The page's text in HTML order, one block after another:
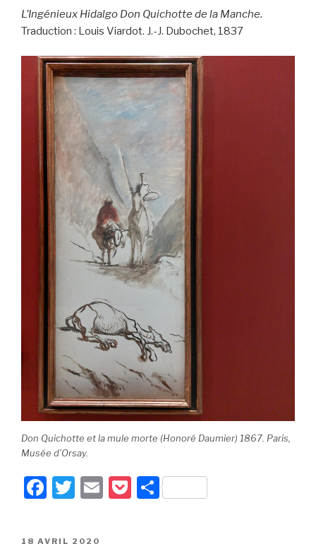
L’Ingénieux Hidalgo Don Quichotte de la Manche.
Traduction : Louis Viardot. J.-J. Dubochet, 1837
Don Quichotte et la mule morte (Honoré Daumier) 1867. Paris,
Musée d’Orsay.
F
c
T
tt
E
P P
PUBLIÉ
18 AVRIL 2020